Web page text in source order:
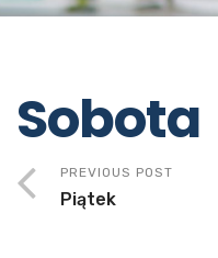
Sobota
PREVIOUS POST
Piątek